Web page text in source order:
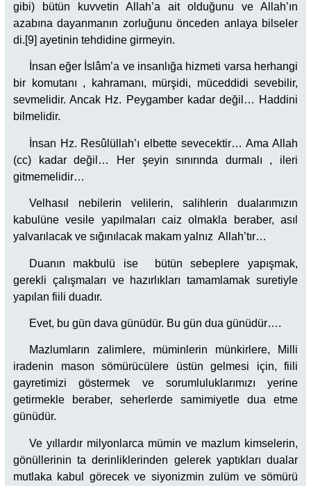
gibi) bütün kuvvetin Allah’a ait olduğunu ve Allah’ın
azabına dayanmanın zorluğunu önceden anlaya bilseler
di.[9] ayetinin tehdidine girmeyin.
İnsan eğer İslâm’a ve insanlığa hizmeti varsa herhangi
bir komutanı , kahramanı, mürşidi, müceddidi sevebilir,
sevmelidir. Ancak Hz. Peygamber kadar değil… Haddini
bilmelidir.
İnsan Hz. Resûlüllah’ı elbette sevecektir… Ama Allah
(cc) kadar değil… Her şeyin sınırında durmalı , ileri
gitmemelidir…
Velhasıl nebilerin velilerin, salihlerin dualarımızın
kabulüne vesile yapılmaları caiz olmakla beraber, asıl
yalvarılacak ve sığınılacak makam yalnız Allah’tır…
Duanın makbulü ise bütün sebeplere yapışmak,
gerekli çalışmaları ve hazırlıkları tamamlamak suretiyle
yapılan fiili duadır.
Evet, bu gün dava günüdür. Bu gün dua günüdür….
Mazlumların zalimlere, müminlerin münkirlere, Milli
iradenin mason sömürücülere üstün gelmesi için, fiili
gayretimizi göstermek ve sorumluluklarımızı yerine
getirmekle beraber, seherlerde samimiyetle dua etme
günüdür.
Ve yıllardır milyonlarca mümin ve mazlum kimselerin,
gönüllerinin ta derinliklerinden gelerek yaptıkları dualar
mutlaka kabul görecek ve siyonizmin zulüm ve sömürü